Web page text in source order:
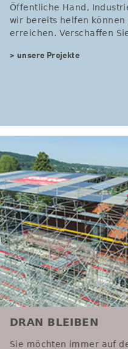
Öffentliche Hand,
wir bereits helfen
erreichen. Verschaffen
> unsere Projekte
DRAN BLEIBEN
Sie möchten immer auf